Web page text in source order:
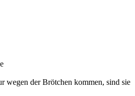
wegen der Brötchen kommen, sind sie